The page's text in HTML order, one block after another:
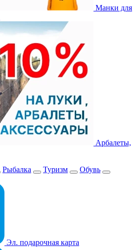
Манки для
Арбалеты,
Рыбалка Туризм
Обувь
Эл. подарочная карта